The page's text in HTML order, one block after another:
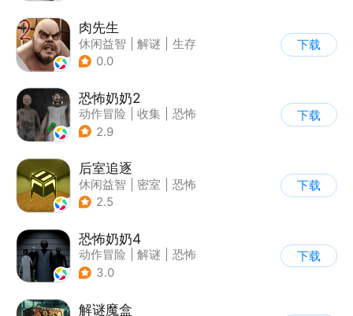
肉先生
休闲益智 解谜
生存
| 卡通
0.0
下载
恐怖奶奶2
动作冒险 收集
恐怖
| 恐怖奶奶
2.9
下载
后室追逐
休闲益智 密室
恐怖
| 卡通
2.5
下载
恐怖奶奶4
动作冒险 解谜
恐怖
| 恐怖奶奶
3.0
下载
解谜魔盒